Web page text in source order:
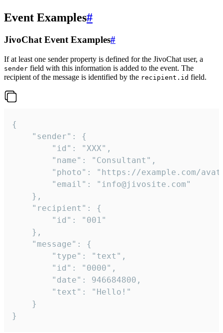
Event Examples#
JivoChat Event Examples#
If at least one sender property is defined for the JivoChat user, a
sender field with this information is added to the event. The
recipient of the message is identified by the recipient.id field.
{
}